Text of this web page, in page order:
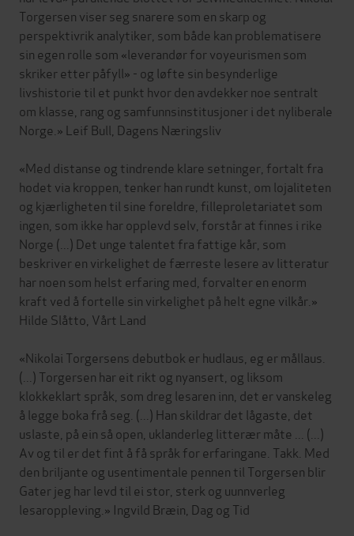
Torgersen viser seg snarere som en skarp og
perspektivrik analytiker, som både kan problematisere
sin egen rolle som «leverandør for voyeurismen som
skriker etter påfyll» - og løfte sin besynderlige
livshistorie til et punkt hvor den avdekker noe sentralt
om klasse, rang og samfunnsinstitusjoner i det nyliberale
Norge.» Leif Bull, Dagens Næringsliv
«Med distanse og tindrende klare setninger, fortalt fra
hodet via kroppen, tenker han rundt kunst, om lojaliteten
og kjærligheten til sine foreldre, filleproletariatet som
ingen, som ikke har opplevd selv, forstår at finnes i rike
Norge (...) Det unge talentet fra fattige kår, som
beskriver en virkelighet de færreste lesere av litteratur
har noen som helst erfaring med, forvalter en enorm
kraft ved å fortelle sin virkelighet på helt egne vilkår.»
Hilde Slåtto, Vårt Land
«Nikolai Torgersens debutbok er hudlaus, eg er mållaus.
(...) Torgersen har eit rikt og nyansert, og liksom
klokkeklart språk, som dreg lesaren inn, det er vanskeleg
å legge boka frå seg. (...) Han skildrar det lågaste, det
uslaste, på ein så open, uklanderleg litterær måte ... (...)
Av og til er det fint å få språk for erfaringane. Takk. Med
den briljante og usentimentale pennen til Torgersen blir
Gater jeg har levd til ei stor, sterk og uunnverleg
lesaroppleving.» Ingvild Bræin, Dag og Tid